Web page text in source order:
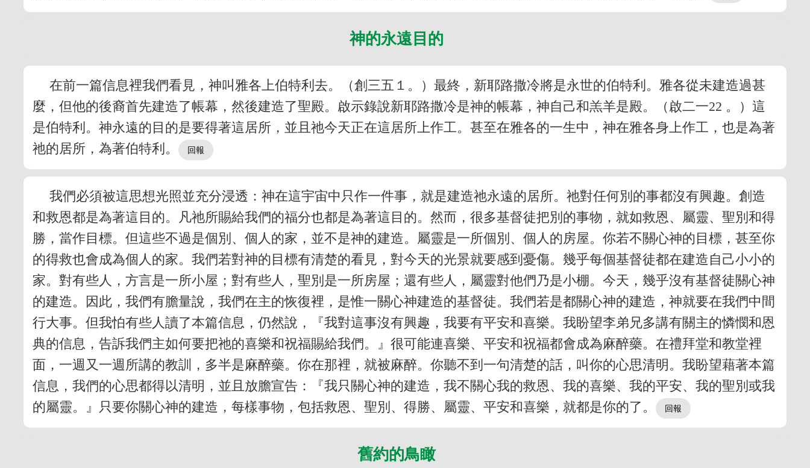
神的永遠目的
在前一篇信息裡我們看見，神叫雅各上伯特利去。（創三五１。）最終，新耶路撒冷將是永世的伯特利。雅各從未建造過甚
麼，但他的後裔首先建造了帳幕，然後建造了聖殿。啟示錄說新耶路撒冷是神的帳幕，神自己和羔羊是殿。（啟二一22 。）這
是伯特利。神永遠的目的是要得著這居所，並且祂今天正在這居所上作工。甚至在雅各的一生中，神在雅各身上作工，也是為著
祂的居所，為著伯特利。
我們必須被這思想光照並充分浸透：神在這宇宙中只作一件事，就是建造祂永遠的居所。祂對任何別的事都沒有興趣。創造
和救恩都是為著這目的。凡祂所賜給我們的福分也都是為著這目的。然而，很多基督徒把別的事物，就如救恩、屬靈、聖別和得
勝，當作目標。但這些不過是個別、個人的家，並不是神的建造。屬靈是一所個別、個人的房屋。你若不關心神的目標，甚至你
的得救也會成為個人的家。我們若對神的目標有清楚的看見，對今天的光景就要感到憂傷。幾乎每個基督徒都在建造自己小小的
家。對有些人，方言是一所小屋；對有些人，聖別是一所房屋；還有些人，屬靈對他們乃是小棚。今天，幾乎沒有基督徒關心神
的建造。因此，我們有膽量說，我們在主的恢復裡，是惟一關心神建造的基督徒。我們若是都關心神的建造，神就要在我們中間
行大事。但我怕有些人讀了本篇信息，仍然說，『我對這事沒有興趣，我要有平安和喜樂。我盼望李弟兄多講有關主的憐憫和恩
典的信息，告訴我們主如何要把祂的喜樂和祝福賜給我們。』很可能連喜樂、平安和祝福都會成為麻醉藥。在禮拜堂和教堂裡
面，一週又一週所講的教訓，多半是麻醉藥。你在那裡，就被麻醉。你聽不到一句清楚的話，叫你的心思清明。我盼望藉著本篇
信息，我們的心思都得以清明，並且放膽宣告：『我只關心神的建造，我不關心我的救恩、我的喜樂、我的平安、我的聖別或我
的屬靈。』只要你關心神的建造，每樣事物，包括救恩、聖別、得勝、屬靈、平安和喜樂，就都是你的了。
舊約的鳥瞰